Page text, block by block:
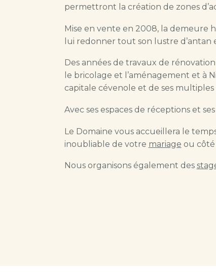
permettront la création de zones
Mise en vente en 2008, la demeure
lui redonner tout son lustre d’antan
Des années de travaux de
le bricolage et l’aménagement et à
capitale cévenole et de ses
Avec ses espaces de réceptions et
Le Domaine vous accueillera le
inoubliable de votre mariage ou
Nous organisons également des